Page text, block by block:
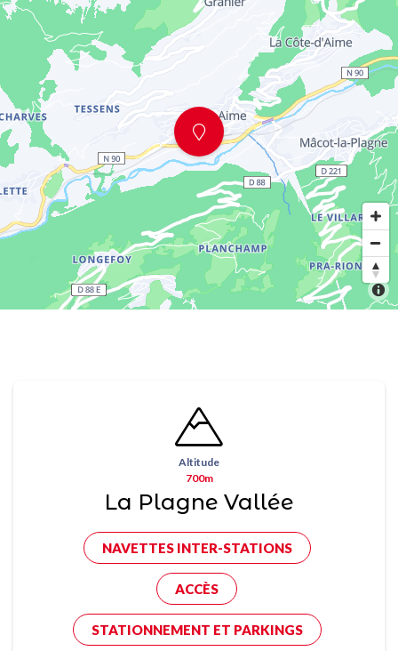
Altitude
700m
La Plagne Vallée
NAVETTES INTER-STATIONS
ACCÈS
STATIONNEMENT ET PARKINGS